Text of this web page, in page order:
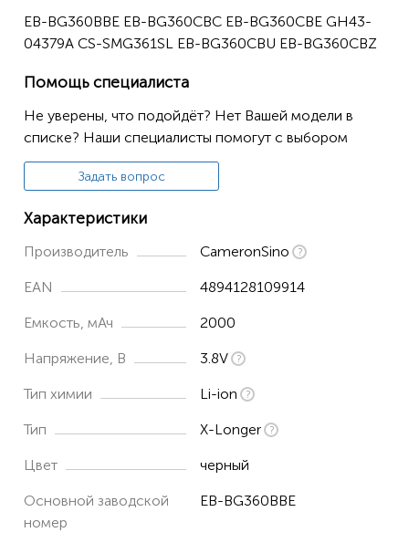
Galaxy J2 Duos LTE
Galaxy Win 2 Duos TV
SM-G360BT
SM-G360
SM-G3608
SM-G3606
Galaxy Core Prime TD-LTE
SM-G3609
Galaxy Prevail LTE
SM-G360T1
SM-J200M
SM-J200G/DD
EB-BG360BBE EB-BG360CBC EB-BG360CBE GH43-
04379A CS-SMG361SL EB-BG360CBU EB-BG360CBZ
Помощь специалиста
Не уверены, что подойдёт? Нет Вашей модели в
списке? Наши специалисты помогут с выбором
Задать вопрос
Характеристики
Производитель CameronSino
EAN 4894128109914
Емкость, мАч 2000
Напряжение, В 3.8V
Тип химии Li-ion
Тип X-Longer
Цвет черный
Основной заводской
номер
EB-BG360BBE